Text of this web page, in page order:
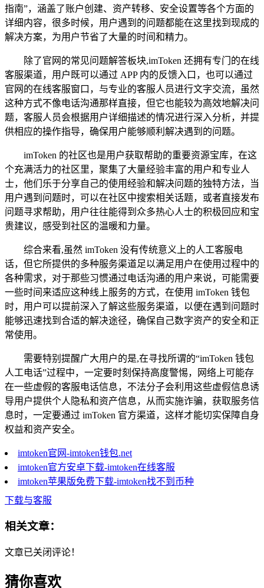
指南”，涵盖了账户创建、资产转移、安全设置等各个方面的
详细内容，很多时候，用户遇到的问题都能在这里找到现成的
解决方案，为用户节省了大量的时间和精力。
除了官网的常见问题解答板块,imToken 还拥有专门的在线
客服渠道，用户既可以通过 APP 内的反馈入口，也可以通过
官网的在线客服窗口，与专业的客服人员进行文字交流，虽然
这种方式不像电话沟通那样直接，但它也能较为高效地解决问
题，客服人员会根据用户详细描述的情况进行深入分析，并提
供相应的操作指导，确保用户能够顺利解决遇到的问题。
imToken 的社区也是用户获取帮助的重要资源宝库，在这
个充满活力的社区里，聚集了大量经验丰富的用户和专业人
士，他们乐于分享自己的使用经验和解决问题的独特方法，当
用户遇到问题时，可以在社区中搜索相关话题，或者直接发布
问题寻求帮助，用户往往能得到众多热心人士的积极回应和宝
贵建议，感受到社区的温暖和力量。
综合来看,虽然 imToken 没有传统意义上的人工客服电
话，但它所提供的多种服务渠道足以满足用户在使用过程中的
各种需求，对于那些习惯通过电话沟通的用户来说，可能需要
一些时间来适应这种线上服务的方式，在使用 imToken 钱包
时，用户可以提前深入了解这些服务渠道，以便在遇到问题时
能够迅速找到合适的解决途径，确保自己数字资产的安全和正
常使用。
需要特别提醒广大用户的是,在寻找所谓的“imToken 钱包
人工电话”过程中，一定要时刻保持高度警惕，网络上可能存
在一些虚假的客服电话信息，不法分子会利用这些虚假信息诱
导用户提供个人隐私和资产信息，从而实施诈骗，获取服务信
息时，一定要通过 imToken 官方渠道，这样才能切实保障自身
权益和资产安全。
imtoken官网-imtoken钱包.net
imtoken官方安卓下载-imtoken在线客服
imtoken苹果版免费下载-imtoken找不到币种
下载与客服
相关文章：
文章已关闭评论！
猜你喜欢